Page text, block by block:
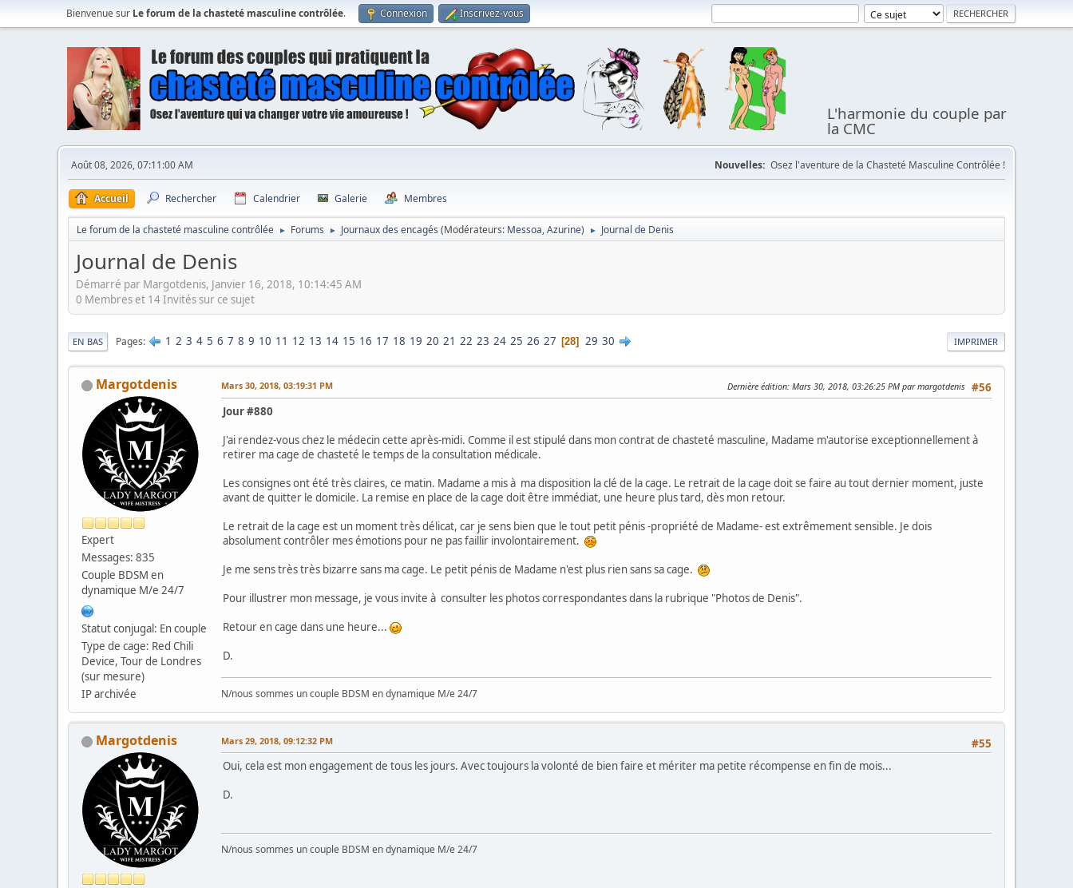
Bienvenue sur Le forum de la chasteté masculine contrôlée. Connexion Inscrivez-vous
L'harmonie du couple par
la CMC
Août 08, 2026, 07:11:00 AM Nouvelles: Osez l'aventure de la Chasteté Masculine Contrôlée !
Accueil Rechercher Calendrier Galerie Membres
Le forum de la chasteté masculine contrôlée ► Forums ► Journaux des encagés (Modérateurs: Messoa,Azurine) ► Journal de Denis
Journal de Denis
Démarré par Margotdenis, Janvier 16, 2018, 10:14:45 AM
0 Membres et 14 Invités sur ce sujet
IMPRIMER
EN BAS Pages 1 2 3 4 5 6 7 8 9 10 11 12 13 14 15 16 17 18 19 20 21 22 23 24 25 26 27 28 29 30
Margotdenis
Expert
Messages: 835
Couple BDSM en
dynamique M/e 24/7
Statut conjugal: En couple
Type de cage: Red Chili
Device, Tour de Londres
(sur mesure)
IP archivée
#56
Mars 30, 2018, 03:19:31 PM Dernière édition: Mars 30, 2018, 03:26:25 PM par margotdenis
Jour #880
J'ai rendez-vous chez le médecin cette après-midi. Comme il est stipulé dans mon contrat de chasteté masculine, Madame m'autorise exceptionnellement à
retirer ma cage de chasteté le temps de la consultation médicale.
Les consignes ont été très claires, ce matin. Madame a mis à ma disposition la clé de la cage. Le retrait de la cage doit se faire au tout dernier moment, juste
avant de quitter le domicile. La remise en place de la cage doit être immédiat, une heure plus tard, dès mon retour.
Le retrait de la cage est un moment très délicat, car je sens bien que le tout petit pénis -propriété de Madame- est extrêmement sensible. Je dois
absolument contrôler mes émotions pour ne pas faillir involontairement.
Je me sens très très bizarre sans ma cage. Le petit pénis de Madame n'est plus rien sans sa cage.
Pour illustrer mon message, je vous invite à consulter les photos correspondantes dans la rubrique "Photos de Denis".
Retour en cage dans une heure...
D.
N/nous sommes un couple BDSM en dynamique M/e 24/7
Margotdenis #55
Mars 29, 2018, 09:12:32 PM
Oui, cela est mon engagement de tous les jours. Avec toujours la volonté de bien faire et mériter ma petite récompense en fin de mois...
D.
N/nous sommes un couple BDSM en dynamique M/e 24/7